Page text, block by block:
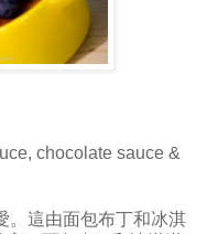
chocolate sauce &
。這由面包布丁和冰淇